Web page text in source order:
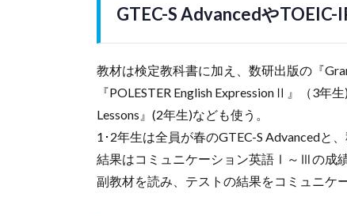
GTEC-S AdvancedやTOEIC-
教材は検定教科書に加え、数研出版の『
『POLESTER English ExpressionⅡ』（3年
Lessons』(2年生)なども使う。
1･2年生は全員が春のGTEC-S Advancedと
結果はコミュニケーション英語Ⅰ～Ⅲの成
副教材を読み、テストの結果をコミュニ